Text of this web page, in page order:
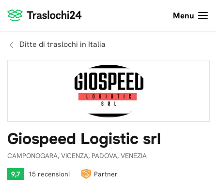
Menu
Ditte di traslochi in Italia
Giospeed Logistic srl
CAMPONOGARA, VICENZA, PADOVA, VENEZIA
9,7 15 recensioni Partner